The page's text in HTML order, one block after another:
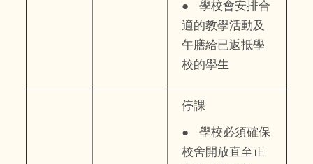
● 學校會安排合
適的教學活動及
午膳給已返抵學
校的學生
停課
● 學校必須確保
校舍開放直至正